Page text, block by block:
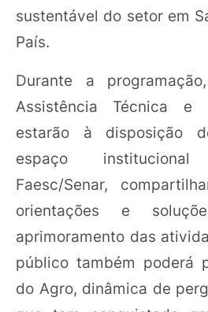
sustentável do setor em
País.
Durante a
Assistência Técnica e
estarão à disposição
espaço
Faesc/Senar,
orientações e
aprimoramento das
público também poderá
do Agro, dinâmica de